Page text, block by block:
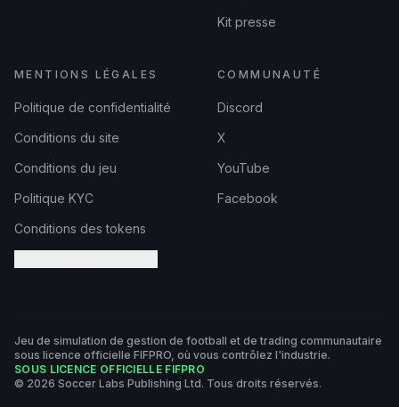
Kit presse
MENTIONS LÉGALES
Politique de confidentialité
Conditions du site
Conditions du jeu
Politique KYC
Conditions des tokens
COMMUNAUTÉ
Discord
X
YouTube
Facebook
Jeu de simulation de gestion de football et de trading communautaire
sous licence officielle FIFPRO, où vous contrôlez l'industrie.
SOUS LICENCE OFFICIELLE FIFPRO
© 2026 Soccer Labs Publishing Ltd. Tous droits réservés.